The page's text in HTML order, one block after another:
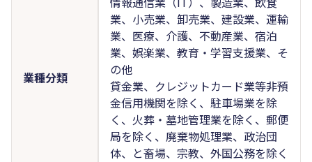
業種分類
業、小売業、卸売業、建設業、運輸
業、医療、介護、不動産業、宿泊
業、娯楽業、教育・学習支援業、そ
の他
貸金業、クレジットカード業等非預
金信用機関を除く、駐車場業を除
く、火葬・墓地管理業を除く、郵便
局を除く、廃棄物処理業、政治団
体、と畜場、宗教、外国公務を除く